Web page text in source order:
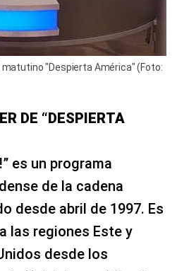
matutino "Despierta América" (Foto:
DE “DESPIERTA
es un programa
de la cadena
desde abril de 1997. Es
las regiones Este y
desde los